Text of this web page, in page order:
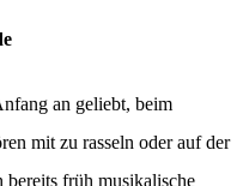
an geliebt, beim
mit zu rasseln oder auf der
früh musikalische